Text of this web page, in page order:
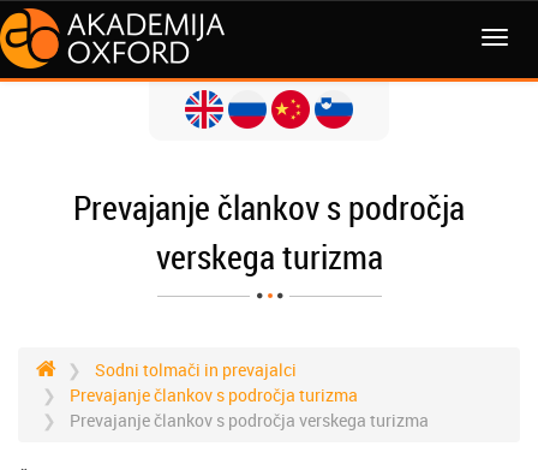
MENI
Prevajanje člankov s področja
verskega turizma
Sodni tolmači in prevajalci
Prevajanje člankov s področja turizma
Prevajanje člankov s področja verskega turizma